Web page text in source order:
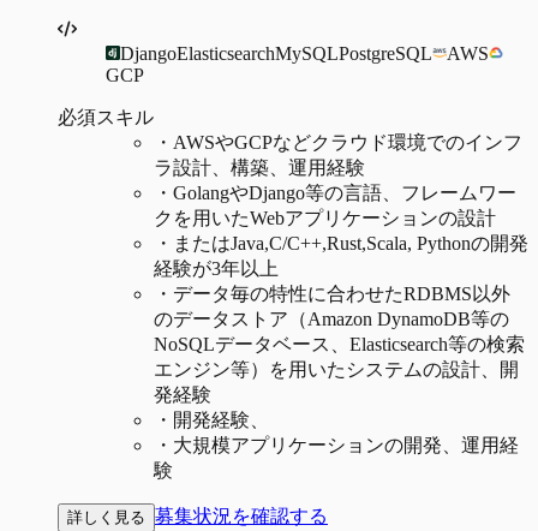
DjangoElasticsearchMySQLPostgreSQL
AWS
GCP
必須スキル
・ AWSやGCPなどクラウド環境でのインフ
ラ設計、構築、運用経験
・ GolangやDjango等の言語、フレームワー
クを用いたWebアプリケーションの設計
・ またはJava,C/C++,Rust,Scala, Pythonの開発
経験が3年以上
・ データ毎の特性に合わせたRDBMS以外
のデータストア（Amazon DynamoDB等の
NoSQLデータベース、Elasticsearch等の検索
エンジン等）を用いたシステムの設計、開
発経験
・ 開発経験、
・ 大規模アプリケーションの開発、運用経
験
詳しく見る 募集状況を確認する